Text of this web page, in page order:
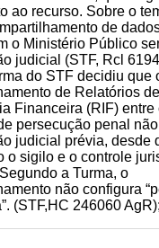
ao recurso. Sobre o
de
o Ministério Público
judicial (STF, Rcl
do STF decidiu que
de Relatórios de
Financeira (RIF) entre
persecução penal
judicial prévia, desde
o sigilo e o controle
a Turma, o
não configura
(STF,HC 246060